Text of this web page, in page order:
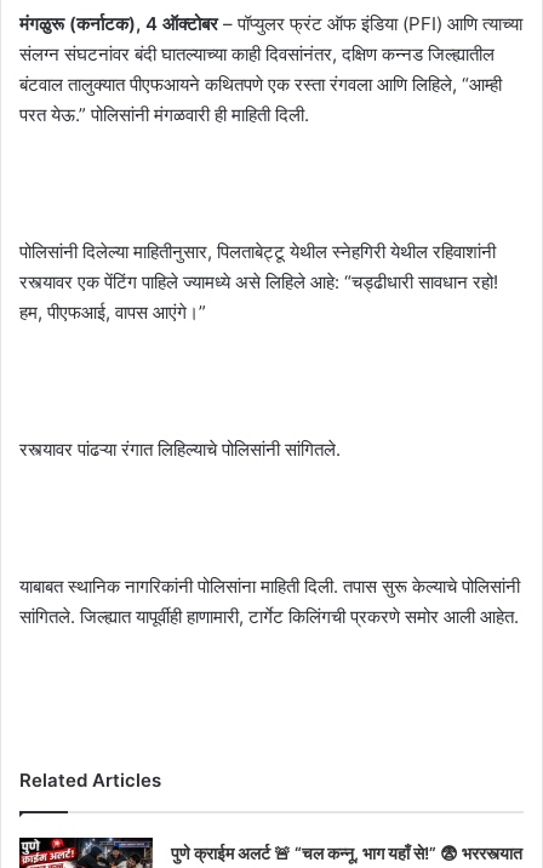
मंगळुरू (कर्नाटक), 4 ऑक्टोबर– पॉप्युलर फ्रंट ऑफ इंडिया (PFI) आणि त्याच्या
संलग्न संघटनांवर बंदी घातल्याच्या काही दिवसांनंतर, दक्षिण कन्नड जिल्ह्यातील
बंटवाल तालुक्यात पीएफआयने कथितपणे एक रस्ता रंगवला आणि लिहिले, “आम्ही
परत येऊ.” पोलिसांनी मंगळवारी ही माहिती दिली.
पोलिसांनी दिलेल्या माहितीनुसार, पिलताबेट्टू येथील स्नेहगिरी येथील रहिवाशांनी
रस्त्यावर एक पेंटिंग पाहिले ज्यामध्ये असे लिहिले आहे: “चड्ढीधारी सावधान रहो!
हम, पीएफआई, वापस आएंगे।”
रस्त्यावर पांढऱ्या रंगात लिहिल्याचे पोलिसांनी सांगितले.
याबाबत स्थानिक नागरिकांनी पोलिसांना माहिती दिली. तपास सुरू केल्याचे पोलिसांनी
सांगितले. जिल्ह्यात यापूर्वीही हाणामारी, टार्गेट किलिंगची प्रकरणे समोर आली आहेत.
Related Articles
पुणे क्राईम अलर्ट 🚨 “चल कन्नू, भाग यहाँ से!” 😨 भररस्त्यात